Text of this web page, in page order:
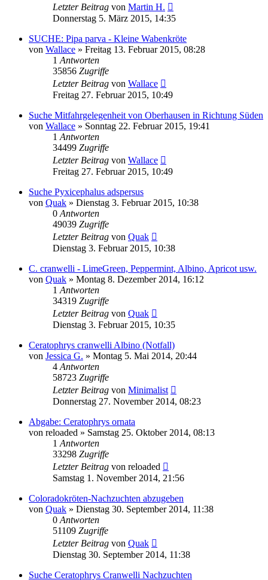
Letzter Beitrag von Martin H.
Donnerstag 5. März 2015, 14:35
SUCHE: Pipa parva - Kleine Wabenkröte
von Wallace » Freitag 13. Februar 2015, 08:28
1 Antworten
35856 Zugriffe
Letzter Beitrag von Wallace
Freitag 27. Februar 2015, 10:49
Suche Mitfahrgelegenheit von Oberhausen in Richtung Süden
von Wallace » Sonntag 22. Februar 2015, 19:41
1 Antworten
34499 Zugriffe
Letzter Beitrag von Wallace
Freitag 27. Februar 2015, 10:49
Suche Pyxicephalus adspersus
von Quak » Dienstag 3. Februar 2015, 10:38
0 Antworten
49039 Zugriffe
Letzter Beitrag von Quak
Dienstag 3. Februar 2015, 10:38
C. cranwelli - LimeGreen, Peppermint, Albino, Apricot usw.
von Quak » Montag 8. Dezember 2014, 16:12
1 Antworten
34319 Zugriffe
Letzter Beitrag von Quak
Dienstag 3. Februar 2015, 10:35
Ceratophrys cranwelli Albino (Notfall)
von Jessica G. » Montag 5. Mai 2014, 20:44
4 Antworten
58723 Zugriffe
Letzter Beitrag von Minimalist
Donnerstag 27. November 2014, 08:23
Abgabe: Ceratophrys ornata
von reloaded » Samstag 25. Oktober 2014, 08:13
1 Antworten
33298 Zugriffe
Letzter Beitrag von reloaded
Samstag 1. November 2014, 21:56
Coloradokröten-Nachzuchten abzugeben
von Quak » Dienstag 30. September 2014, 11:38
0 Antworten
51109 Zugriffe
Letzter Beitrag von Quak
Dienstag 30. September 2014, 11:38
Suche Ceratophrys Cranwelli Nachzuchten